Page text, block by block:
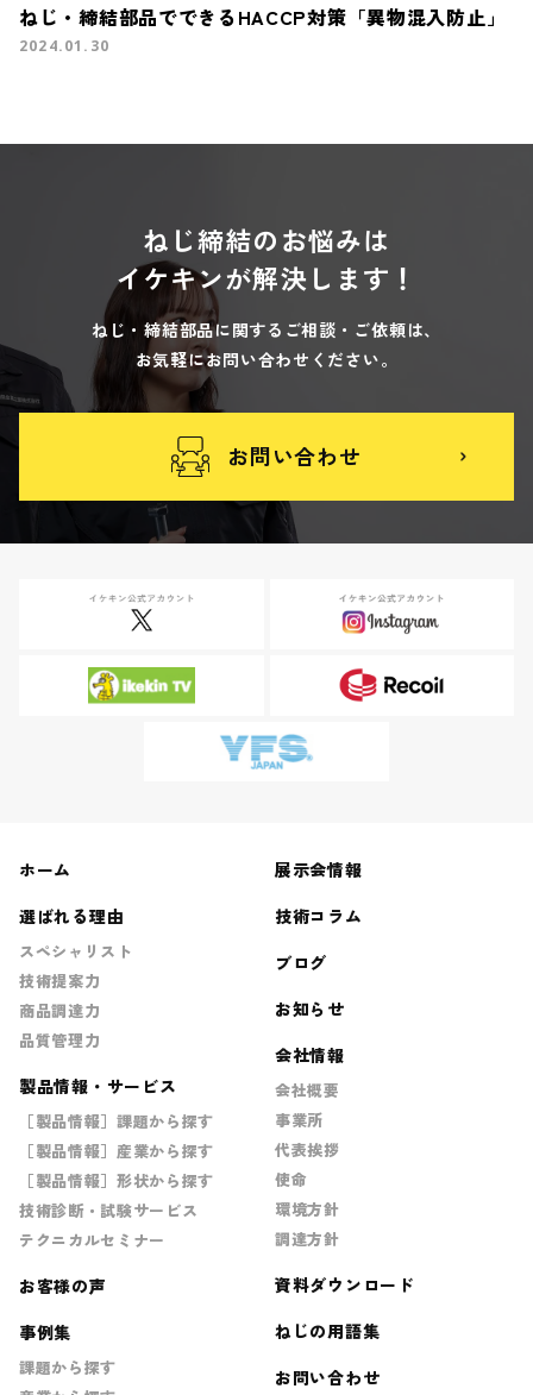
ねじ・締結部品でできるHACCP対策「異物混入防止」
2024.01.30
ねじ締結のお悩みは
イケキンが解決します！
ねじ・締結部品に関するご相談・ご依頼は、
お気軽にお問い合わせください。
お問い合わせ
ホーム
選ばれる理由
スペシャリスト
技術提案力
商品調達力
品質管理力
製品情報・サービス
［製品情報］課題から探す
［製品情報］産業から探す
［製品情報］形状から探す
技術診断・試験サービス
テクニカルセミナー
お客様の声
事例集
課題から探す
展示会情報
技術コラム
ブログ
お知らせ
会社情報
会社概要
事業所
代表挨拶
使命
環境方針
調達方針
資料ダウンロード
ねじの用語集
お問い合わせ